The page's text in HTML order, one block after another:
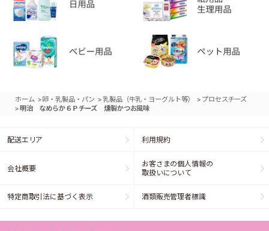
ホーム >卵・乳製品・パン >乳製品（牛乳・ヨーグルト等） > プロセスチーズ
> 明治 なめらか６Ｐチーズ 燻製かつお風味
配送エリア 利用規約
会社概要
お客さまの個人情報の
取扱いについて
特定商取引法に基づく表示 酒類販売管理者標識